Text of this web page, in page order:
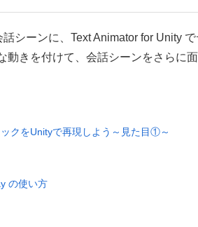
シーンに、Text Animator for Unity
動きを付けて、会話シーンをさらに
ックをUnityで再現しよう～見た目①～
の使い方